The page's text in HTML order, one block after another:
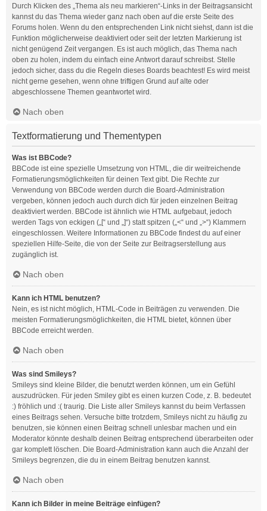
Durch Klicken des „Thema als neu markieren“-Links in der Beitragsansicht
kannst du das Thema wieder ganz nach oben auf die erste Seite des
Forums holen. Wenn du den entsprechenden Link nicht siehst, dann ist die
Funktion möglicherweise deaktiviert oder seit der letzten Markierung ist
nicht genügend Zeit vergangen. Es ist auch möglich, das Thema nach
oben zu holen, indem du einfach eine Antwort darauf schreibst. Stelle
jedoch sicher, dass du die Regeln dieses Boards beachtest! Es wird meist
nicht gerne gesehen, wenn ohne triftigen Grund auf alte oder
abgeschlossene Themen geantwortet wird.
Nach oben
Textformatierung und Thementypen
Was ist BBCode?
BBCode ist eine spezielle Umsetzung von HTML, die dir weitreichende
Formatierungsmöglichkeiten für deinen Text gibt. Die Rechte zur
Verwendung von BBCode werden durch die Board-Administration
vergeben, können jedoch auch durch dich für jeden einzelnen Beitrag
deaktiviert werden. BBCode ist ähnlich wie HTML aufgebaut, jedoch
werden Tags von eckigen („[“ und „]“) statt spitzen („<“ und „>“) Klammern
eingeschlossen. Weitere Informationen zu BBCode findest du auf einer
speziellen Hilfe-Seite, die von der Seite zur Beitragserstellung aus
zugänglich ist.
Nach oben
Kann ich HTML benutzen?
Nein, es ist nicht möglich, HTML-Code in Beiträgen zu verwenden. Die
meisten Formatierungsmöglichkeiten, die HTML bietet, können über
BBCode erreicht werden.
Nach oben
Was sind Smileys?
Smileys sind kleine Bilder, die benutzt werden können, um ein Gefühl
auszudrücken. Für jeden Smiley gibt es einen kurzen Code, z. B. bedeutet
:) fröhlich und :( traurig. Die Liste aller Smileys kannst du beim Verfassen
eines Beitrags sehen. Versuche bitte trotzdem, Smileys nicht zu häufig zu
benutzen, sie können einen Beitrag schnell unlesbar machen und ein
Moderator könnte deshalb deinen Beitrag entsprechend überarbeiten oder
gar komplett löschen. Die Board-Administration kann auch die Anzahl der
Smileys begrenzen, die du in einem Beitrag benutzen kannst.
Nach oben
Kann ich Bilder in meine Beiträge einfügen?